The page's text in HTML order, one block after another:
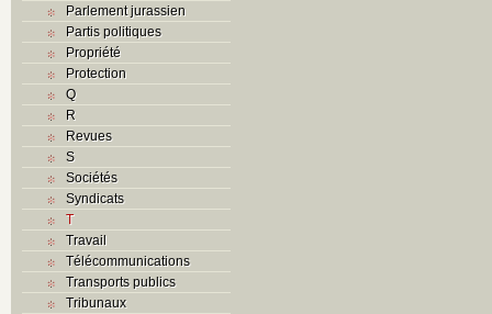
Parlement jurassien
Partis politiques
Propriété
Protection
Q
R
Revues
S
Sociétés
Syndicats
T
Travail
Télécommunications
Transports publics
Tribunaux